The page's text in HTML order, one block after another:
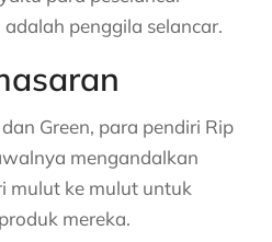
penggila selancar.
Green, para pendiri Rip
mengandalkan
mulut ke mulut untuk
mereka.